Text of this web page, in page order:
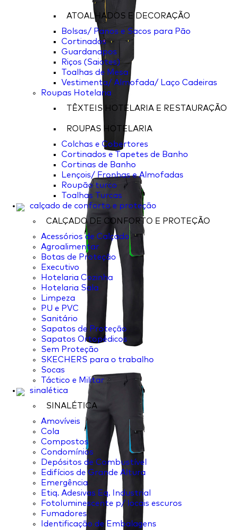
ATOALHADOS E DECORAÇÃO
Bolsas/ Panos e Sacos para Pão
Cortinados
Guardanapos
Riços (Saiotes)
Toalhas de Mesa
Vestimenta/ Almofada/ Laço Cadeiras
Roupas Hotelaria
TÊXTEIS HOTELARIA E RESTAURAÇÃO
ROUPAS HOTELARIA
Colchas e Cobertores
Cortinados e Tapetes de Banho
Cortinas de Banho
Lençois/ Fronhas e Almofadas
Roupão turco
Toalhas Turcas
calçado de conforto e proteção
CALÇADO DE CONFORTO E PROTEÇÃO
Acessórios de Calçado
Agroalimentar
Botas de Proteção
Executivo
Hotelaria Cozinha
Hotelaria Sala
Limpeza
PU e PVC
Sanitário
Sapatos de Proteção
Sapatos Ortopédicos
Sem Proteção
SKECHERS para o trabalho
Socas
Táctico e Militar
sinalética
SINALÉTICA
Amovíveis
Cola
Compostos
Condomínios
Depósitos de Combustível
Edifícios de Grande Altura
Emergência
Etiq. Adesivas Eq. Industrial
Fotoluminescente p/ locais escuros
Fumadores
Identificação de Embalagens